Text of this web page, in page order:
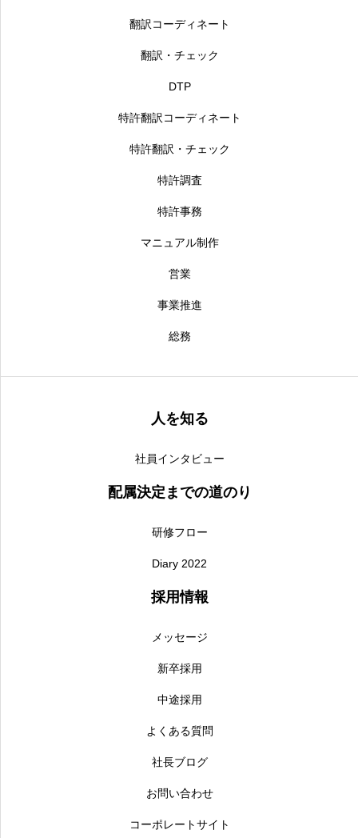
翻訳コーディネート
翻訳・チェック
DTP
特許翻訳コーディネート
特許翻訳・チェック
特許調査
特許事務
マニュアル制作
営業
事業推進
総務
人を知る
社員インタビュー
配属決定までの道のり
研修フロー
Diary 2022
採用情報
メッセージ
新卒採用
中途採用
よくある質問
社長ブログ
お問い合わせ
コーポレートサイト